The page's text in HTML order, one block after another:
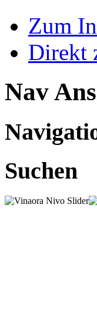
Zum
Direkt
Nav
Suchen